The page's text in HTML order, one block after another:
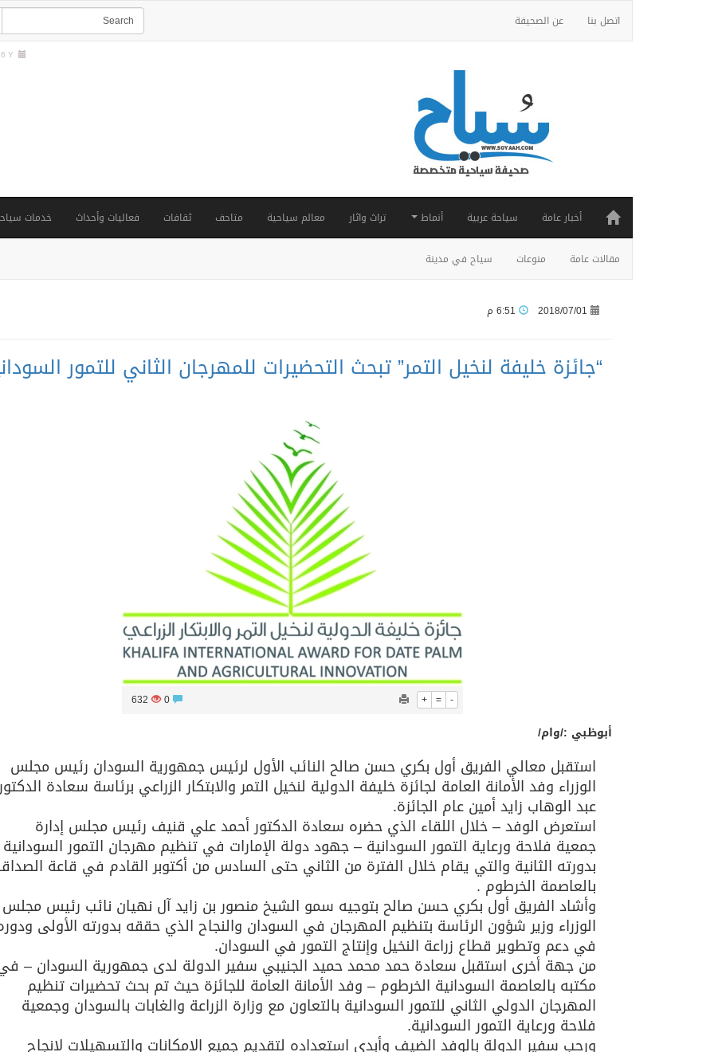
اتصل بنا عن الصحيفة
Y |
أخبار عامة سياحة عربية أنماط تراث واثار معالم سياحية متاحف ثقافات فعاليات وأحداث خدمات
مقالات عامة منوعات سياح في مدينة
2018/07/01
“جائزة خليفة لنخيل التمر” تبحث التحضيرات للمهرجان الثاني للتمور
+ = -
0
632
أبوظبي :/وام/
استقبل معالي الفريق أول بكري حسن صالح النائب الأول لرئيس جمهورية السودان رئيس مجلس
الوزراء وفد الأمانة العامة لجائزة خليفة الدولية لنخيل التمر والابتكار الزراعي برئاسة سعادة
عبد الوهاب زايد أمين عام الجائزة.
استعرض الوفد – خلال اللقاء الذي حضره سعادة الدكتور أحمد علي قنيف رئيس مجلس إدارة
جمعية فلاحة ورعاية التمور السودانية – جهود دولة الإمارات في تنظيم مهرجان التمور السودانية
بدورته الثانية والتي يقام خلال الفترة من الثاني حتى السادس من أكتوبر القادم في قاعة
بالعاصمة الخرطوم .
وأشاد الفريق أول بكري حسن صالح بتوجيه سمو الشيخ منصور بن زايد آل نهيان نائب رئيس مجلس
الوزراء وزير شؤون الرئاسة بتنظيم المهرجان في السودان والنجاح الذي حققه بدورته الأولى
في دعم وتطوير قطاع زراعة النخيل وإنتاج التمور في السودان.
من جهة أخرى استقبل سعادة حمد محمد حميد الجنيبي سفير الدولة لدى جمهورية السودان –
مكتبه بالعاصمة السودانية الخرطوم – وفد الأمانة العامة للجائزة حيث تم بحث تحضيرات تنظيم
المهرجان الدولي الثاني للتمور السودانية بالتعاون مع وزارة الزراعة والغابات بالسودان وجمعية
فلاحة ورعاية التمور السودانية.
ورحب سفير الدولة بالوفد الضيف وأبدى استعداده لتقديم جميع الإمكانات والتسهيلات لإنجاح